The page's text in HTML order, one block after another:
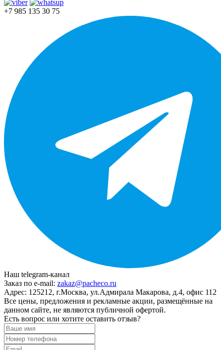
+7 985 135 30 75
Наш telegram-канал
Заказ по e-mail: zakaz@pacheco.ru
Адрес: 125212, г.Москва, ул.Адмирала Макарова, д.4, офис 112
Все цены, предложения и рекламные акции, размещённые на
данном сайте, не являются публичной офертой.
Есть вопрос или хотите оставить отзыв?